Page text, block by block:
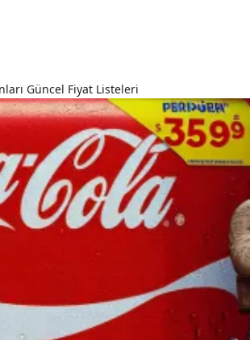
Güncel Fiyat Listeleri